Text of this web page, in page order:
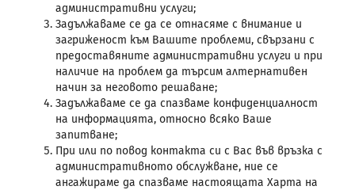
административни услуги;
Задължаваме се да се отнасяме с внимание и
загриженост към Вашите проблеми, свързани с
предоставяните административни услуги и при
наличие на проблем да търсим алтернативен
начин за неговото решаване;
Задължаваме се да спазваме конфиденциалност
на информацията, относно всяко Ваше
запитване;
При или по повод контакта си с Вас във връзка с
административното обслужване, ние се
ангажираме да спазваме настоящата Харта на